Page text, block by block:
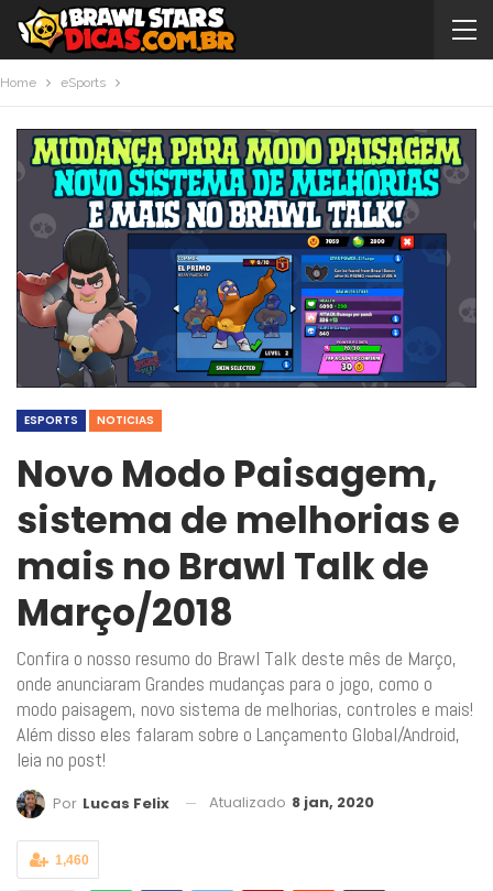
Home eSports
ESPORTS NOTICIAS
Novo Modo Paisagem,
sistema de melhorias e
mais no Brawl Talk de
Março/2018
Confira o nosso resumo do Brawl Talk deste mês de Março,
onde anunciaram Grandes mudanças para o jogo, como o
modo paisagem, novo sistema de melhorias, controles e mais!
Além disso eles falaram sobre o Lançamento Global/Android,
leia no post!
Por Lucas Felix Atualizado 8 jan, 2020
1,460